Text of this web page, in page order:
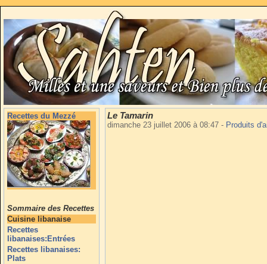
Recettes du Mezzé
Sommaire des Recettes
Cuisine libanaise
Recettes
libanaises:Entrées
Recettes libanaises:
Plats
Le Tamarin
dimanche 23 juillet 2006 à 08:47 - Produits